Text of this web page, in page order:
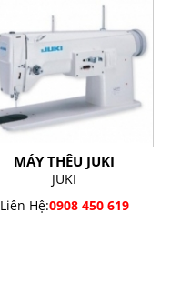
MÁY THÊU JUKI
JUKI
Liên Hệ:0908 450 619